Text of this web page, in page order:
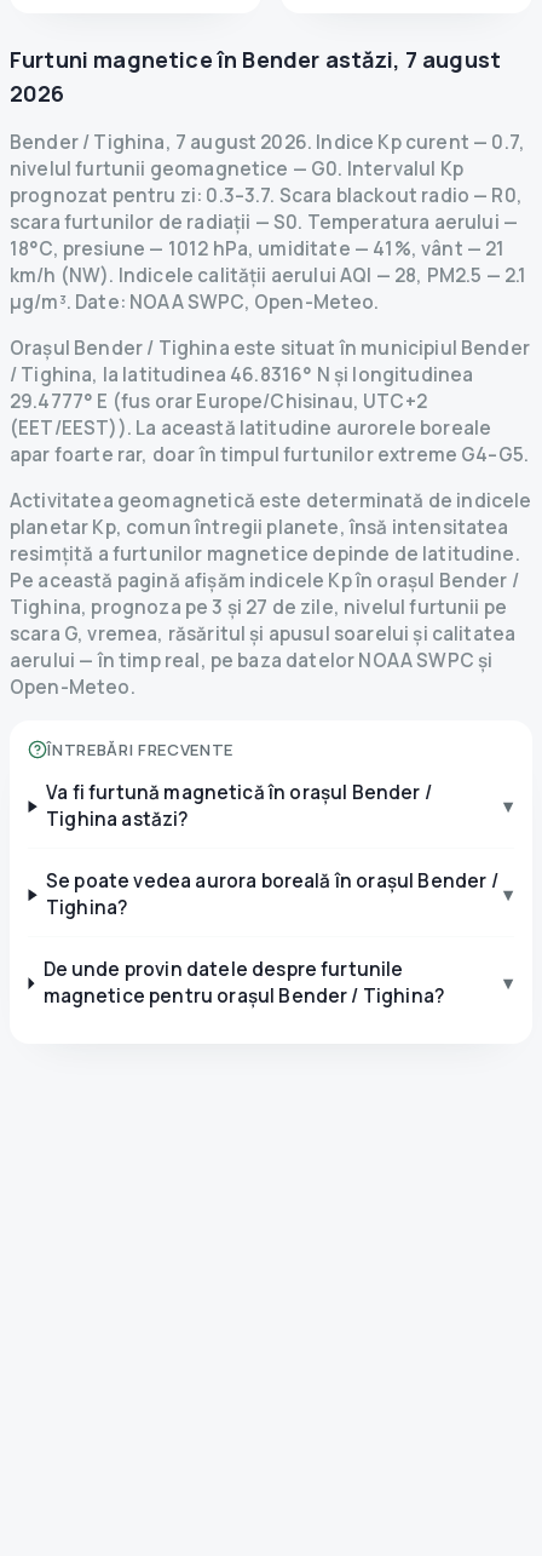
Furtuni magnetice în Bender astăzi, 7 august
2026
Bender / Tighina, 7 august 2026. Indice Kp curent — 0.7,
nivelul furtunii geomagnetice — G0. Intervalul Kp
prognozat pentru zi: 0.3–3.7. Scara blackout radio — R0,
scara furtunilor de radiații — S0. Temperatura aerului —
18°C, presiune — 1012 hPa, umiditate — 41%, vânt — 21
km/h (NW). Indicele calității aerului AQI — 28, PM2.5 — 2.1
µg/m³. Date: NOAA SWPC, Open-Meteo.
Orașul Bender / Tighina este situat în municipiul Bender
/ Tighina, la latitudinea 46.8316° N și longitudinea
29.4777° E (fus orar Europe/Chisinau, UTC+2
(EET/EEST)). La această latitudine aurorele boreale
apar foarte rar, doar în timpul furtunilor extreme G4–G5.
Activitatea geomagnetică este determinată de indicele
planetar Kp, comun întregii planete, însă intensitatea
resimțită a furtunilor magnetice depinde de latitudine.
Pe această pagină afișăm indicele Kp în orașul Bender /
Tighina, prognoza pe 3 și 27 de zile, nivelul furtunii pe
scara G, vremea, răsăritul și apusul soarelui și calitatea
aerului — în timp real, pe baza datelor NOAA SWPC și
Open-Meteo.
ÎNTREBĂRI FRECVENTE
Va fi furtună magnetică în orașul Bender /
Tighina astăzi?
▾
Se poate vedea aurora boreală în orașul Bender /
Tighina?
▾
De unde provin datele despre furtunile
magnetice pentru orașul Bender / Tighina?
▾